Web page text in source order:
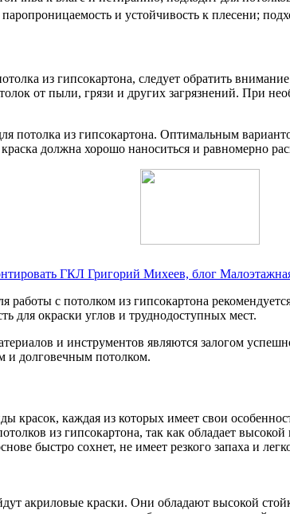
и устойчивость к плесени;
из гипсокартона, следует обратить
от пыли, грязи и других загрязнений. При
потолка из гипсокартона. Оптимальным
должна хорошо наноситься и равномерно
ГКЛ Григорий Михеев, блог
с потолком из гипсокартона
для окраски углов и труднодоступных мест.
и инструментов являются залогом
и долговечным потолком.
красок, каждая из которых имеет свои
из гипсокартона, так как обладает
быстро сохнет, не имеет резкого запаха и
акриловые краски. Они обладают высокой